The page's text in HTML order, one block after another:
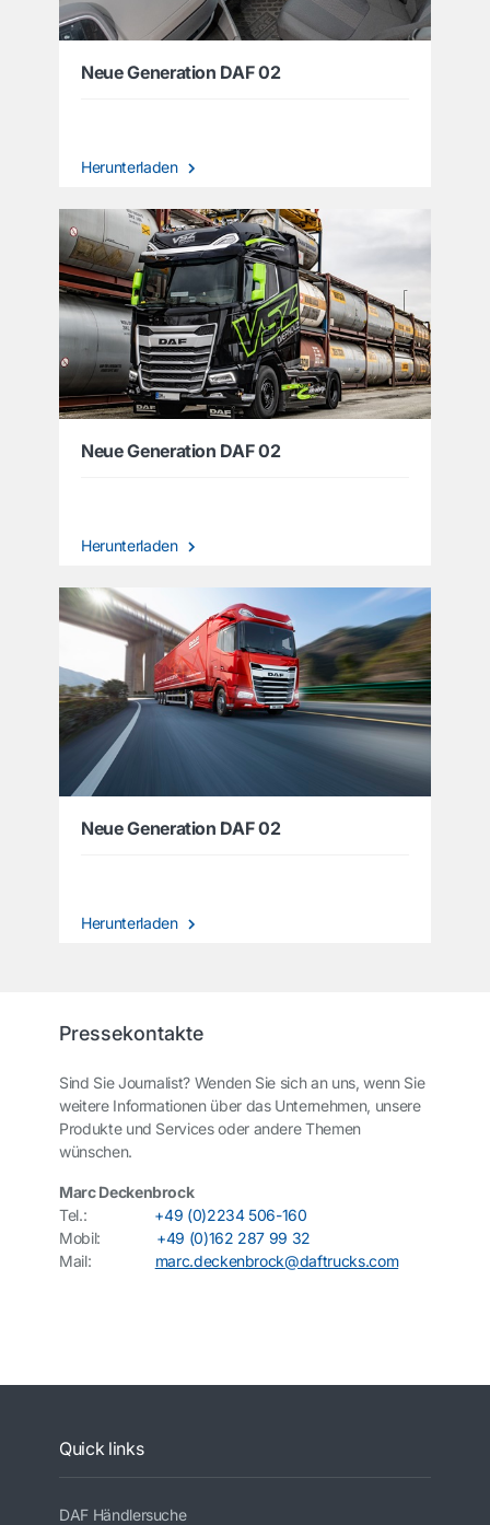
Neue Generation DAF 02
Herunterladen
Neue Generation DAF 02
Herunterladen
Neue Generation DAF 02
Herunterladen
Pressekontakte
Sind Sie Journalist? Wenden Sie sich an uns, wenn Sie
weitere Informationen über das Unternehmen, unsere
Produkte und Services oder andere Themen
wünschen.
Marc Deckenbrock
Tel.: +49 (0)2234 506-160
Mobil: +49 (0)162 287 99 32
Mail: marc.deckenbrock@daftrucks.com
Quick links
DAF Händlersuche